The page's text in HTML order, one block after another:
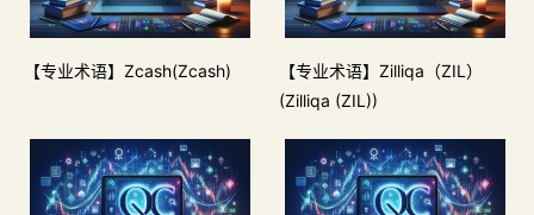
【专业术语】Zcash(Zcash)
【专业术语】Zilliqa（ZIL）
(Zilliqa (ZIL))